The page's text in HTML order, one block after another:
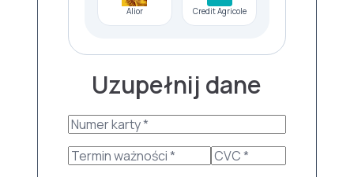
Alior Credit Agricole
Uzupełnij dane